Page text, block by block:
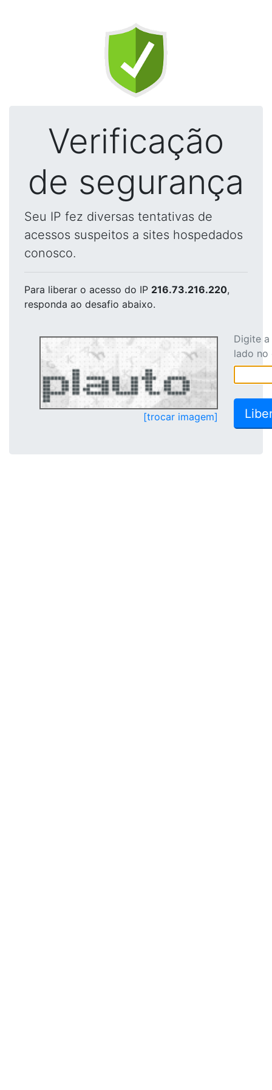
Verificação
de segurança
Seu IP fez diversas tentativas de
acessos suspeitos a sites hospedados
conosco.
Para liberar o acesso do IP 216.73.216.220,
responda ao desafio abaixo.
[trocar imagem]
Digite
lado no